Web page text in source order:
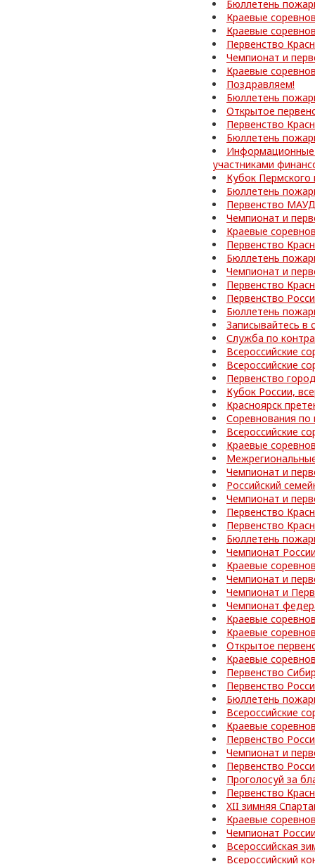
Бюллетень
Краевые
Краевые
Первенство
Чемпионат и
Краевые
Поздравляем!
Бюллетень
Открытое
Первенство
Бюллетень
Информационные
участниками
Кубок
Бюллетень
Первенство
Чемпионат и
Краевые
Первенство
Бюллетень
Чемпионат и
Первенство
Первенство
Бюллетень
Записывайтесь в
Служба по
Всероссийские
Всероссийские
Первенство
Кубок России,
Красноярск
Соревнования
Всероссийские
Краевые
Чемпионат и
Российский
Чемпионат и
Первенство
Первенство
Бюллетень
Чемпионат
Краевые
Чемпионат и
Чемпионат и
Чемпионат
Краевые
Краевые
Открытое
Краевые
Первенство
Первенство
Бюллетень
Всероссийские
Краевые
Первенство
Чемпионат и
Первенство
Проголосуй за
Первенство
XII зимняя
Краевые
Чемпионат
Всероссийская
Всероссийский